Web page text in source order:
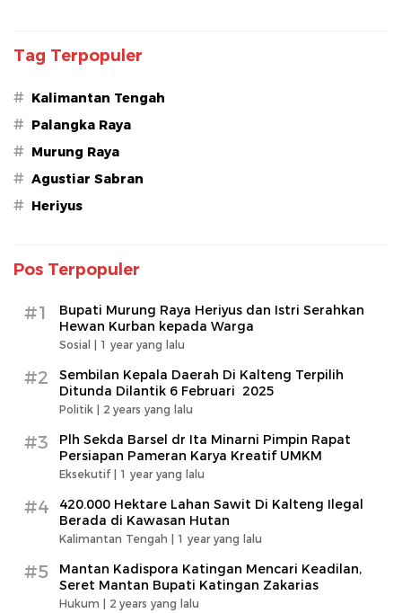
Tag Terpopuler
# Kalimantan Tengah
# Palangka Raya
# Murung Raya
# Agustiar Sabran
# Heriyus
Pos Terpopuler
#1
Bupati Murung Raya Heriyus dan Istri Serahkan
Hewan Kurban kepada Warga
Sosial | 1 year yang lalu
#2
Sembilan Kepala Daerah Di Kalteng Terpilih
Ditunda Dilantik 6 Februari 2025
Politik | 2 years yang lalu
#3
Plh Sekda Barsel dr Ita Minarni Pimpin Rapat
Persiapan Pameran Karya Kreatif UMKM
Eksekutif | 1 year yang lalu
#4
420.000 Hektare Lahan Sawit Di Kalteng Ilegal
Berada di Kawasan Hutan
Kalimantan Tengah | 1 year yang lalu
#5
Mantan Kadispora Katingan Mencari Keadilan,
Seret Mantan Bupati Katingan Zakarias
Hukum | 2 years yang lalu